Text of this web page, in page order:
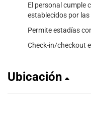
El personal cumple
establecidos por
Permite estadías
Check-in/checkout
Ubicación